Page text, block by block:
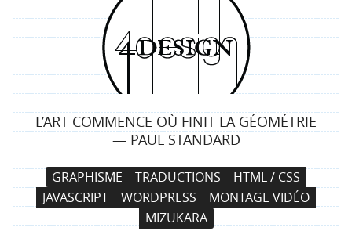
4
d
e
s
i
g
L’ART COMMENCE OÙ FINIT LA GÉOMÉTRIE
— PAUL STANDARD
GRAPHISME TRADUCTIONS
HTML / CSS
JAVASCRIPT
WORDPRESS
MONTAGE VIDÉO
MIZUKARA